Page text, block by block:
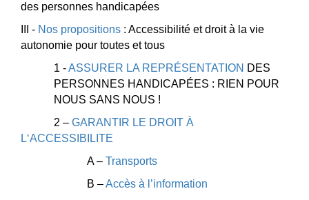
des personnes handicapées
III - Nos propositions : Accessibilité et droit à la vie
autonomie pour toutes et tous
1 -ASSURER LA REPRÉSENTATION DES
PERSONNES HANDICAPÉES : RIEN POUR
NOUS SANS NOUS !
2 – GARANTIR LE DROIT À
L‘ACCESSIBILITE
A – Transports
B –Accès à l’information